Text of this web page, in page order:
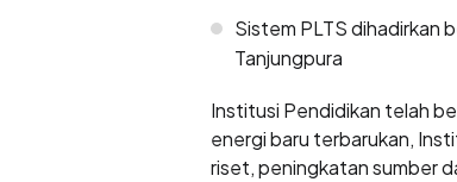
Sistem PLTS dihadirkan
Tanjungpura
Institusi Pendidikan telah
energi baru terbarukan,
riset, peningkatan sumber